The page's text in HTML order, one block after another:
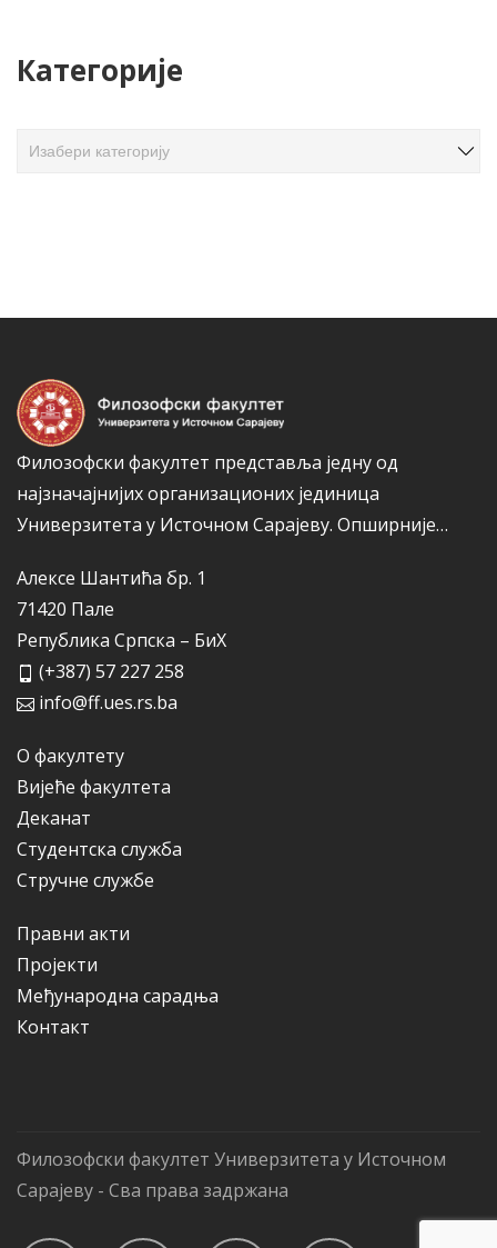
в
Категорије
Филозофски факултет представља једну од
најзначајнијих организационих јединица
Универзитета у Источном Сарајеву. Опширније…
Алексе Шантића бр. 1
71420 Пале
Република Српска – БиХ
(+387) 57 227 258
info@ff.ues.rs.ba
О факултету
Вијеће факултета
Деканат
Студентска служба
Стручне службе
Правни акти
Пројекти
Међународна сарадња
Контакт
Филозофски факултет Универзитета у Источном
Сарајеву - Сва права задржана